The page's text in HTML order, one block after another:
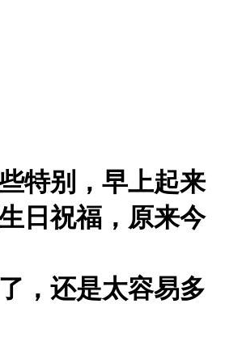
特别，早上起来
日祝福，原来今
，还是太容易多